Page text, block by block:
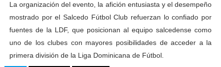
La organización del evento, la afición entusiasta y el desempeño
mostrado por el Salcedo Fútbol Club refuerzan lo confiado por
fuentes de la LDF, que posicionan al equipo salcedense como
uno de los clubes con mayores posibilidades de acceder a la
primera división de la Liga Dominicana de Fútbol.